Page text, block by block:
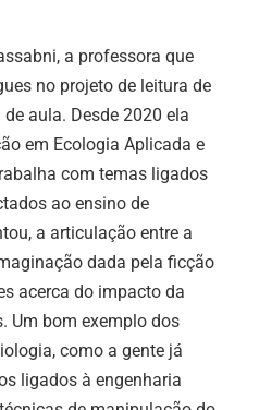
a professora que
no projeto de leitura de
aula. Desde 2020 ela
em Ecologia Aplicada e
com temas ligados
ao ensino de
a articulação entre a
dada pela ficção
acerca do impacto da
Um bom exemplo dos
como a gente já
ligados à engenharia